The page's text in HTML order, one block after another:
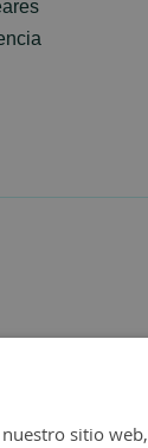
sitio web,